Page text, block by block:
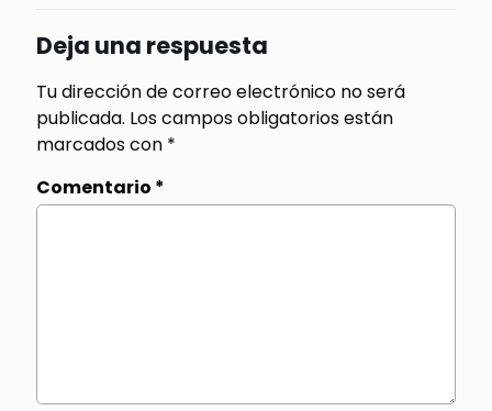
Deja una respuesta
Tu dirección de correo electrónico no será
publicada. Los campos obligatorios están
marcados con *
Comentario *